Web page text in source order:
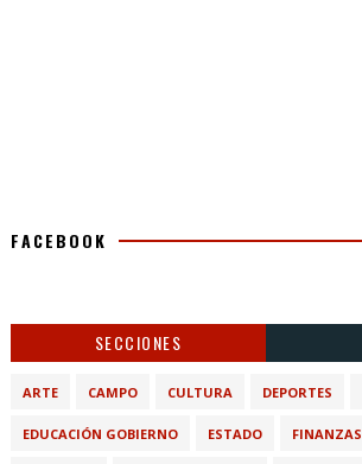
FACEBOOK
SECCIONES
ARTE CAMPO CULTURA DEPORTES
EDUCACIÓN GOBIERNO ESTADO FINANZAS